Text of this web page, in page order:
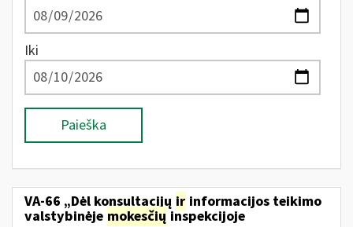
Iki
Paieška
VA-66 „Dėl konsultacijų ir informacijos teikimo
valstybinėje mokesčių inspekcijoje